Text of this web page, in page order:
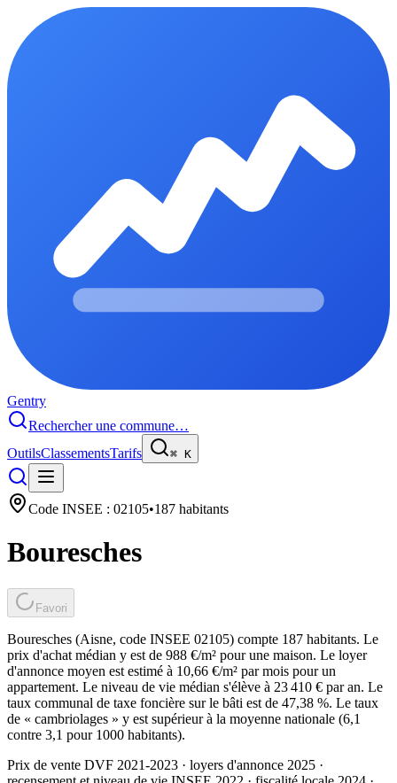
Gentry
Rechercher une commune…
OutilsClassementsTarifs ⌘ K
Code INSEE : 02105•187 habitants
Bouresches
Favori
Bouresches (Aisne, code INSEE 02105) compte 187 habitants. Le
prix d'achat médian y est de 988 €/m² pour une maison. Le loyer
d'annonce moyen est estimé à 10,66 €/m² par mois pour un
appartement. Le niveau de vie médian s'élève à 23 410 € par an. Le
taux communal de taxe foncière sur le bâti est de 47,38 %. Le taux
de « cambriolages » y est supérieur à la moyenne nationale (6,1
contre 3,1 pour 1000 habitants).
Prix de vente DVF 2021-2023 · loyers d'annonce 2025 ·